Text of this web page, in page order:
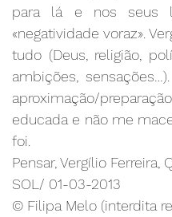
para lá e nos seus
«negatividade voraz».
tudo (Deus, religião,
ambições,
aproximação/
educada e não me
foi.
Pensar, Vergílio Ferreira,
SOL/ 01-03-2013
© Filipa Melo (interdita